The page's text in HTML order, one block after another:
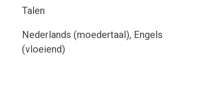
Talen
Nederlands (moedertaal), Engels
(vloeiend)